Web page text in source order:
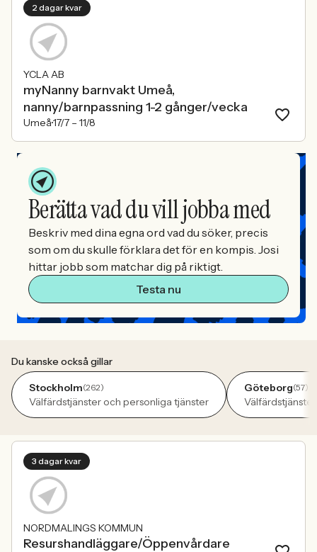
2 dagar kvar
YCLA AB
myNanny barnvakt Umeå,
nanny/barnpassning 1-2 gånger/vecka
Umeå17/7 – 11/8
Berätta vad du vill jobba med
Beskriv med dina egna ord vad du söker, precis
som om du skulle förklara det för en kompis. Josi
hittar jobb som matchar dig på riktigt.
Testa nu
Du kanske också gillar
Stockholm(262)
Välfärdstjänster och personliga tjänster
Göteborg(57)
3 dagar kvar
NORDMALINGS KOMMUN
Resurshandläggare/Öppenvårdare